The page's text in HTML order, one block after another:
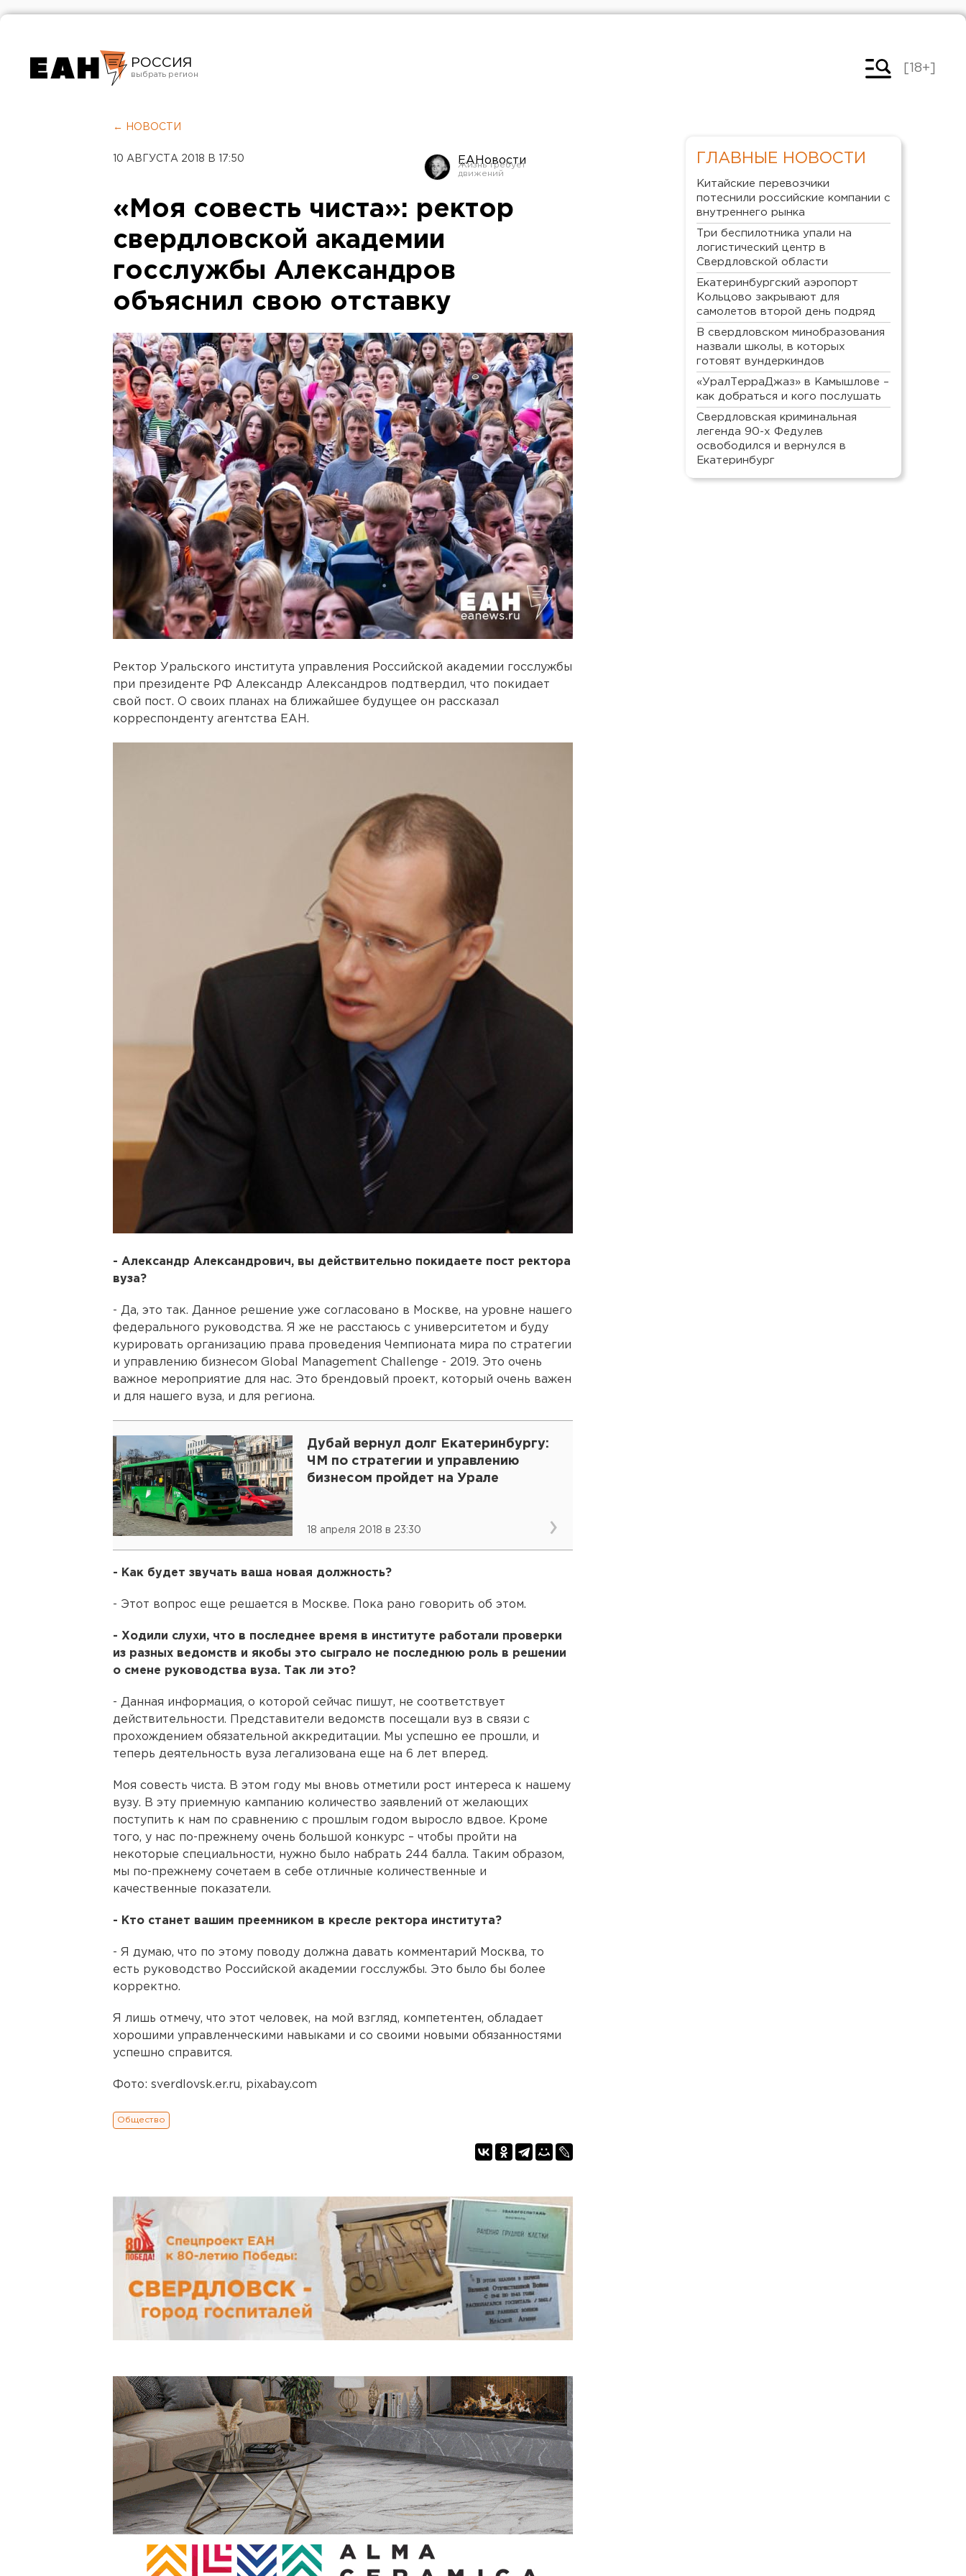
РОССИЯ
Челябинск
[18+]
← НОВОСТИ
10 АВГУСТА 2018 В 17:50 ЕАНовости
«Моя совесть чиста»: ректор
свердловской академии
госслужбы Александров
объяснил свою отставку
Ректор Уральского института управления Российской академии госслужбы
при президенте РФ Александр Александров подтвердил, что покидает
свой пост. О своих планах на ближайшее будущее он рассказал
корреспонденту агентства ЕАН.
- Александр Александрович, вы действительно покидаете пост ректора
вуза?
- Да, это так. Данное решение уже согласовано в Москве, на уровне нашего
федерального руководства. Я же не расстаюсь с университетом и буду
курировать организацию права проведения Чемпионата мира по стратегии
и управлению бизнесом Global Management Challenge - 2019. Это очень
важное мероприятие для нас. Это брендовый проект, который очень важен
и для нашего вуза, и для региона.
Дубай вернул долг Екатеринбургу:
ЧМ по стратегии и управлению
бизнесом пройдет на Урале
18 апреля 2018 в 23:30
- Как будет звучать ваша новая должность?
- Этот вопрос еще решается в Москве. Пока рано говорить об этом.
- Ходили слухи, что в последнее время в институте работали проверки
из разных ведомств и якобы это сыграло не последнюю роль в решении
о смене руководства вуза. Так ли это?
- Данная информация, о которой сейчас пишут, не соответствует
действительности. Представители ведомств посещали вуз в связи с
прохождением обязательной аккредитации. Мы успешно ее прошли, и
теперь деятельность вуза легализована еще на 6 лет вперед.
Моя совесть чиста. В этом году мы вновь отметили рост интереса к нашему
вузу. В эту приемную кампанию количество заявлений от желающих
поступить к нам по сравнению с прошлым годом выросло вдвое. Кроме
того, у нас по-прежнему очень большой конкурс – чтобы пройти на
некоторые специальности, нужно было набрать 244 балла. Таким образом,
мы по-прежнему сочетаем в себе отличные количественные и
качественные показатели.
- Кто станет вашим преемником в кресле ректора института?
- Я думаю, что по этому поводу должна давать комментарий Москва, то
есть руководство Российской академии госслужбы. Это было бы более
корректно.
Я лишь отмечу, что этот человек, на мой взгляд, компетентен, обладает
хорошими управленческими навыками и со своими новыми обязанностями
успешно справится.
Фото: sverdlovsk.er.ru, pixabay.com
Общество
ГЛАВНЫЕ НОВОСТИ
Китайские перевозчики
потеснили российские компании с
внутреннего рынка
Три беспилотника упали на
логистический центр в
Свердловской области
Екатеринбургский аэропорт
Кольцово закрывают для
самолетов второй день подряд
В свердловском минобразования
назвали школы, в которых
готовят вундеркиндов
«УралТерраДжаз» в Камышлове –
как добраться и кого послушать
Свердловская криминальная
легенда 90-х Федулев
освободился и вернулся в
Екатеринбург